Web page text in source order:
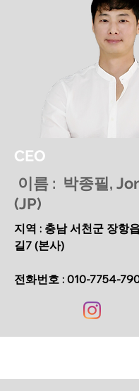
CEO
이름 : 박종필,
(JP)
지역 : 충남 서천군 장항
길7 (본사)
전화번호 : 010-7754-